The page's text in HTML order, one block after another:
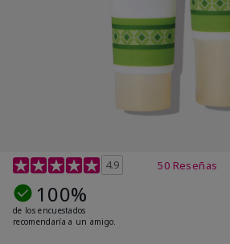
Calificación de clientes de 4,7 de 5
4.9 50 Reseñas
100%
de los encuestados
recomendaría a un amigo.